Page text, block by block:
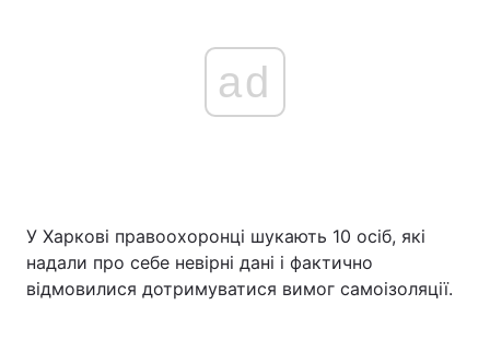
Головна Війна
ad
У Харкові правоохоронці шукають 10 осіб, які
надали про себе невірні дані і фактично
відмовилися дотримуватися вимог самоізоляції.